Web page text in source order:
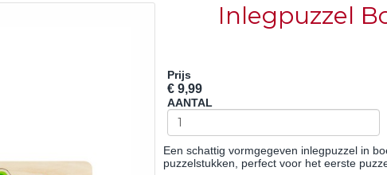
Inlegpuzzel
Prijs
€ 9,99
AANTAL
Een schattig vormgegeven inlegpuzzel in
puzzelstukken, perfect voor het eerste